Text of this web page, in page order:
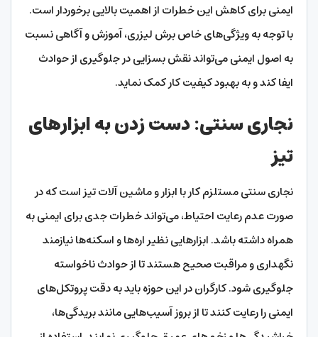
ایمنی برای کاهش این خطرات از اهمیت بالایی برخوردار است.
با توجه به ویژگی‌های خاص برش لیزری، آموزش و آگاهی نسبت
به اصول ایمنی می‌تواند نقش بسزایی در جلوگیری از حوادث
ایفا کند و به بهبود کیفیت کار کمک نماید.
نجاری سنتی: دست زدن به ابزارهای
تیز
نجاری سنتی مستلزم کار با ابزار و ماشین آلات تیز است که در
صورت عدم رعایت احتیاط، می‌تواند خطرات جدی برای ایمنی به
همراه داشته باشد. ابزارهایی نظیر اره‌ها و اسکنه‌ها نیازمند
نگهداری و مراقبت صحیح هستند تا از حوادث ناخواسته
جلوگیری شود. کارگران در این حوزه باید به دقت پروتکل‌های
ایمنی را رعایت کنند تا از بروز آسیب‌هایی مانند بریدگی‌ها،